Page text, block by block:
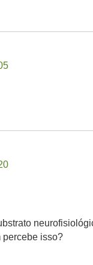
percebe isso?